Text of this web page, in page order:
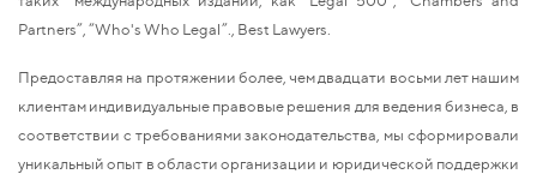
Partners”, “Who's Who Legal”., Best Lawyers.
Предоставляя на протяжении более, чем двадцати восьми лет нашим
клиентам индивидуальные правовые решения для ведения бизнеса, в
соответствии с требованиями законодательства, мы сформировали
уникальный опыт в области организации и юридической поддержки